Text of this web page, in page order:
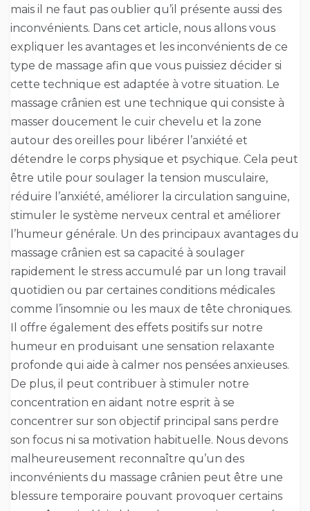
mais il ne faut pas oublier qu’il présente aussi des
inconvénients. Dans cet article, nous allons vous
expliquer les avantages et les inconvénients de ce
type de massage afin que vous puissiez décider si
cette technique est adaptée à votre situation. Le
massage crânien est une technique qui consiste à
masser doucement le cuir chevelu et la zone
autour des oreilles pour libérer l’anxiété et
détendre le corps physique et psychique. Cela peut
être utile pour soulager la tension musculaire,
réduire l’anxiété, améliorer la circulation sanguine,
stimuler le système nerveux central et améliorer
l’humeur générale. Un des principaux avantages du
massage crânien est sa capacité à soulager
rapidement le stress accumulé par un long travail
quotidien ou par certaines conditions médicales
comme l’insomnie ou les maux de tête chroniques.
Il offre également des effets positifs sur notre
humeur en produisant une sensation relaxante
profonde qui aide à calmer nos pensées anxieuses.
De plus, il peut contribuer à stimuler notre
concentration en aidant notre esprit à se
concentrer sur son objectif principal sans perdre
son focus ni sa motivation habituelle. Nous devons
malheureusement reconnaître qu’un des
inconvénients du massage crânien peut être une
blessure temporaire pouvant provoquer certains